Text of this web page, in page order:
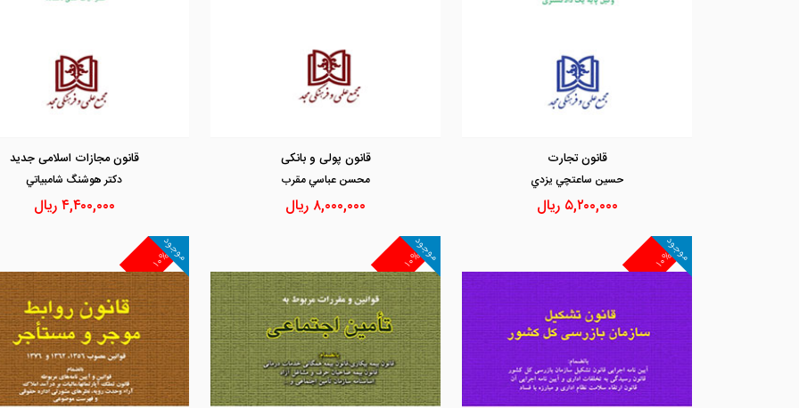
قانون تجارت
حسين ساعتچي يزدي
۵,۲۰۰,۰۰۰ ریال
قانون پولی و بانکی
محسن عباسي مقرب
۸,۰۰۰,۰۰۰ ریال
قانون مجازات اسلامی جدید
دكتر هوشنگ شامبياتي
۴,۴۰۰,۰۰۰ریال
۱۰%
موجود ۱۰%
موجود ۱۰%
موجود